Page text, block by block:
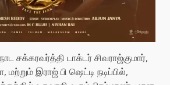
சக்கரவர்த்தி டாக்டர் சிவராஜ்குமார்,
மற்றும் இராஜ் பி ஷெட்டி நடிப்பில்,